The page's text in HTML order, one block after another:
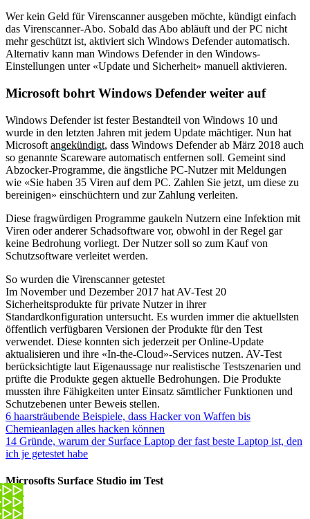
Wer kein Geld für Virenscanner ausgeben möchte, kündigt einfach
das Virenscanner-Abo. Sobald das Abo abläuft und der PC nicht
mehr geschützt ist, aktiviert sich Windows Defender automatisch.
Alternativ kann man Windows Defender in den Windows-
Einstellungen unter «Update und Sicherheit» manuell aktivieren.
Microsoft bohrt Windows Defender weiter auf
Windows Defender ist fester Bestandteil von Windows 10 und
wurde in den letzten Jahren mit jedem Update mächtiger. Nun hat
Microsoft angekündigt, dass Windows Defender ab März 2018 auch
so genannte Scareware automatisch entfernen soll. Gemeint sind
Abzocker-Programme, die ängstliche PC-Nutzer mit Meldungen
wie «Sie haben 35 Viren auf dem PC. Zahlen Sie jetzt, um diese zu
bereinigen» einschüchtern und zur Zahlung verleiten.
Diese fragwürdigen Programme gaukeln Nutzern eine Infektion mit
Viren oder anderer Schadsoftware vor, obwohl in der Regel gar
keine Bedrohung vorliegt. Der Nutzer soll so zum Kauf von
Schutzsoftware verleitet werden.
So wurden die Virenscanner getestet
Im November und Dezember 2017 hat AV-Test 20
Sicherheitsprodukte für private Nutzer in ihrer
Standardkonfiguration untersucht. Es wurden immer die aktuellsten
öffentlich verfügbaren Versionen der Produkte für den Test
verwendet. Diese konnten sich jederzeit per Online-Update
aktualisieren und ihre «In-the-Cloud»-Services nutzen. AV-Test
berücksichtigte laut Eigenaussage nur realistische Testszenarien und
prüfte die Produkte gegen aktuelle Bedrohungen. Die Produkte
mussten ihre Fähigkeiten unter Einsatz sämtlicher Funktionen und
Schutzebenen unter Beweis stellen.
6 haarsträubende Beispiele, dass Hacker von Waffen bis
Chemieanlagen alles hacken können
14 Gründe, warum der Surface Laptop der fast beste Laptop ist, den
ich je getestet habe
Microsofts Surface Studio im Test